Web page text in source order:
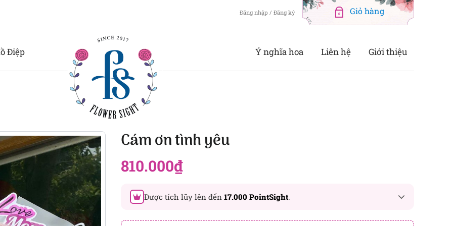
Đăng nhập / Đăng ký 0
Điệp Ý nghĩa hoa Liên hệ Giới thiệu
Cám ơn tình yêu
810.000₫
Được tích lũy lên đến 17.000 PointSight.
Đây là số PointSight ước tính bạn sẽ được tích lũy khi mua sản phẩm hôm nay,